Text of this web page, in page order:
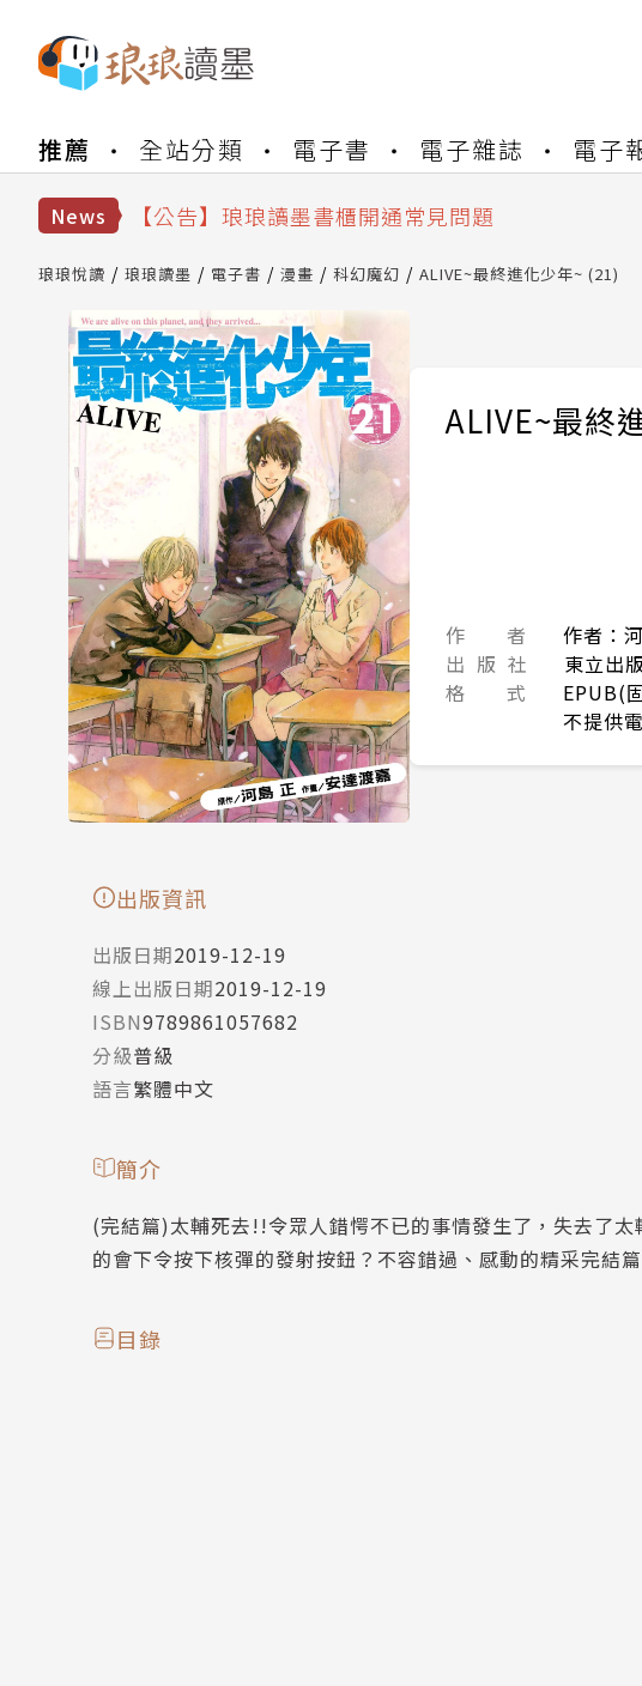
推薦 全站分類 電子書 電子雜誌 電子
News
【公告】琅琅書店服務升級重要說明及資產合併結
【公告】琅琅讀墨數位閱讀資產合併與書櫃開通申
【公告】琅琅讀墨書櫃開通常見問題
【公告】琅琅書店服務升級重要說明及資產合併結
琅琅悅讀 琅琅讀墨 電子書 漫畫 科幻魔幻 ALIVE~最終進化少年~ (21)
ALIVE~最終
作 者
作者：
出 版 社
東立出
格 式
EPUB(
不提供
出版資訊
出版日期2019-12-19
線上出版日期2019-12-19
ISBN9789861057682
分級普級
語言繁體中文
簡介
(完結篇)太輔死去!!令眾人錯愕不已的事情發生了，失去了
的會下令按下核彈的發射按鈕？不容錯過、感動的精采完結
目錄